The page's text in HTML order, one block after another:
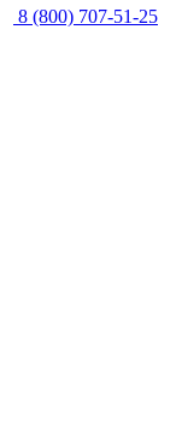
8 (800) 707-51-25